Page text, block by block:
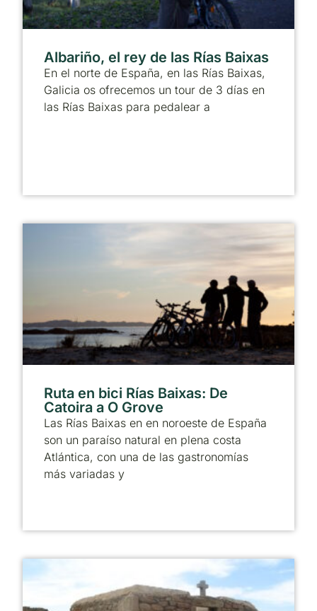
Albariño, el rey de las Rías Baixas
En el norte de España, en las Rías Baixas,
Galicia os ofrecemos un tour de 3 días en
las Rías Baixas para pedalear a
Ruta en bici Rías Baixas: De
Catoira a O Grove
Las Rías Baixas en en noroeste de España
son un paraíso natural en plena costa
Atlántica, con una de las gastronomías
más variadas y